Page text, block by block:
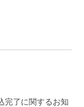
完了に関するお知